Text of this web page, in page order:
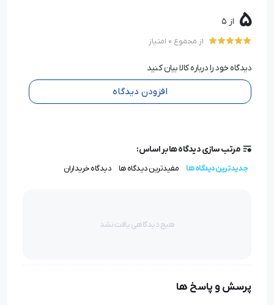
5 از 5
از مجموع 0 امتیاز
دیدگاه خود را درباره کالا بیان کنید
افزودن دیدگاه
مرتب سازی دیدگاه ها بر اساس:
جدیدترین دیدگاه ها مفیدترین دیدگاه ها دیدگاه خریداران
هیچ دیدگاهی یافت نشد
پرسش و پاسخ ها